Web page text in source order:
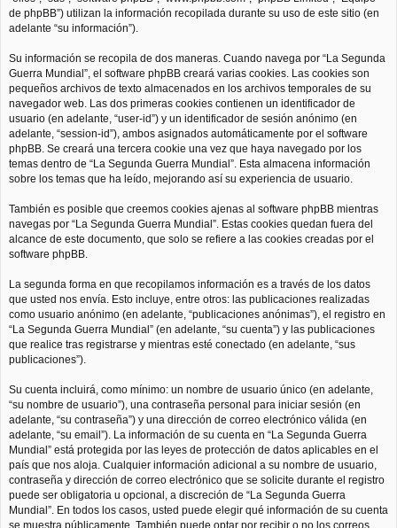
de phpBB”) utilizan la información recopilada durante su uso de este sitio (en
adelante “su información”).
Su información se recopila de dos maneras. Cuando navega por “La Segunda
Guerra Mundial”, el software phpBB creará varias cookies. Las cookies son
pequeños archivos de texto almacenados en los archivos temporales de su
navegador web. Las dos primeras cookies contienen un identificador de
usuario (en adelante, “user-id”) y un identificador de sesión anónimo (en
adelante, “session-id”), ambos asignados automáticamente por el software
phpBB. Se creará una tercera cookie una vez que haya navegado por los
temas dentro de “La Segunda Guerra Mundial”. Esta almacena información
sobre los temas que ha leído, mejorando así su experiencia de usuario.
También es posible que creemos cookies ajenas al software phpBB mientras
navegas por “La Segunda Guerra Mundial”. Estas cookies quedan fuera del
alcance de este documento, que solo se refiere a las cookies creadas por el
software phpBB.
La segunda forma en que recopilamos información es a través de los datos
que usted nos envía. Esto incluye, entre otros: las publicaciones realizadas
como usuario anónimo (en adelante, “publicaciones anónimas”), el registro en
“La Segunda Guerra Mundial” (en adelante, “su cuenta”) y las publicaciones
que realice tras registrarse y mientras esté conectado (en adelante, “sus
publicaciones”).
Su cuenta incluirá, como mínimo: un nombre de usuario único (en adelante,
“su nombre de usuario”), una contraseña personal para iniciar sesión (en
adelante, “su contraseña”) y una dirección de correo electrónico válida (en
adelante, “su email”). La información de su cuenta en “La Segunda Guerra
Mundial” está protegida por las leyes de protección de datos aplicables en el
país que nos aloja. Cualquier información adicional a su nombre de usuario,
contraseña y dirección de correo electrónico que se solicite durante el registro
puede ser obligatoria u opcional, a discreción de “La Segunda Guerra
Mundial”. En todos los casos, usted puede elegir qué información de su cuenta
se muestra públicamente. También puede optar por recibir o no los correos